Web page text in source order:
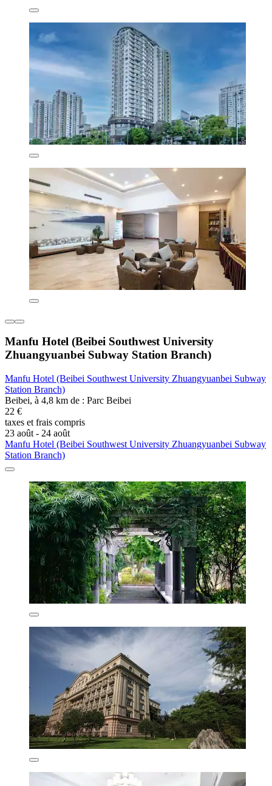
Manfu Hotel (Beibei Southwest University
Zhuangyuanbei Subway Station Branch)
Manfu Hotel (Beibei Southwest University Zhuangyuanbei Subway
Station Branch)
Beibei, à 4,8 km de : Parc Beibei
22 €
taxes et frais compris
23 août - 24 août
Manfu Hotel (Beibei Southwest University Zhuangyuanbei Subway
Station Branch)